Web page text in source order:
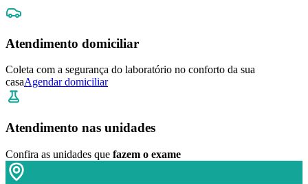
Atendimento domiciliar
Coleta com a segurança do laboratório no conforto da sua
casaAgendar domiciliar
Atendimento nas unidades
Confira as unidades que fazem o exame